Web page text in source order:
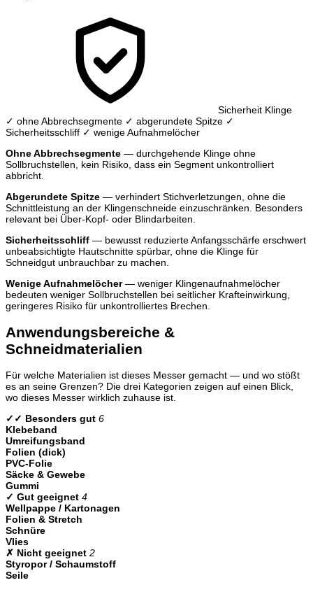
Sicherheit Klinge
✓ ohne Abbrechsegmente ✓ abgerundete Spitze ✓
Sicherheitsschliff ✓ wenige Aufnahmelöcher
Ohne Abbrechsegmente — durchgehende Klinge ohne
Sollbruchstellen, kein Risiko, dass ein Segment unkontrolliert
abbricht.
Abgerundete Spitze — verhindert Stichverletzungen, ohne die
Schnittleistung an der Klingenschneide einzuschränken. Besonders
relevant bei Über-Kopf- oder Blindarbeiten.
Sicherheitsschliff — bewusst reduzierte Anfangsschärfe erschwert
unbeabsichtigte Hautschnitte spürbar, ohne die Klinge für
Schneidgut unbrauchbar zu machen.
Wenige Aufnahmelöcher— weniger Klingenaufnahmelöcher
bedeuten weniger Sollbruchstellen bei seitlicher Krafteinwirkung,
geringeres Risiko für unkontrolliertes Brechen.
Anwendungsbereiche &
Schneidmaterialien
Für welche Materialien ist dieses Messer gemacht — und wo stößt
es an seine Grenzen? Die drei Kategorien zeigen auf einen Blick,
wo dieses Messer wirklich zuhause ist.
✓✓ Besonders gut 6
Klebeband
Umreifungsband
Folien (dick)
PVC-Folie
Säcke & Gewebe
Gummi
✓ Gut geeignet 4
Wellpappe / Kartonagen
Folien & Stretch
Schnüre
Vlies
✗ Nicht geeignet 2
Styropor / Schaumstoff
Seile